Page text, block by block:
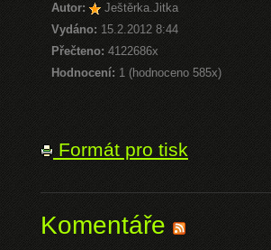
Autor:
Ještěrka.Jitka
Vydáno: 15.2.2012 8:44
Přečteno:4122686x
Hodnocení: 1 (hodnoceno 585x)
Formát pro tisk
Komentáře